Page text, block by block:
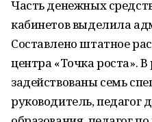
Часть денежных
кабинетов выделила
Составлено штатное
центра «Точка роста».
задействованы семь
руководитель, педагог